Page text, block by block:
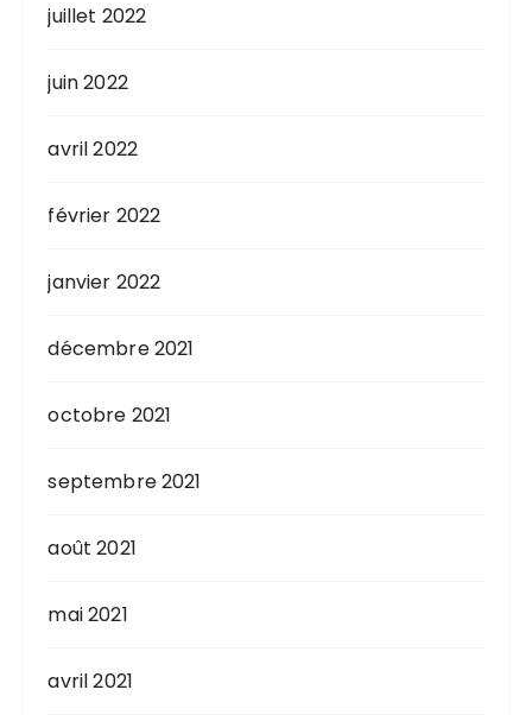
juillet 2022
juin 2022
avril 2022
février 2022
janvier 2022
décembre 2021
octobre 2021
septembre 2021
août 2021
mai 2021
avril 2021